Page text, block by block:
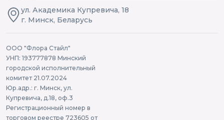
ул. Академика Купревича, 18
г. Минск, Беларусь
ООО "Флора Стайл"
УНП: 193777878 Минский
городской исполнительный
комитет 21.07.2024
Юр.адр.: г. Минск, ул.
Купревича, д.18, оф.3
Регистрационный номер в
торговом реестре 723605 от